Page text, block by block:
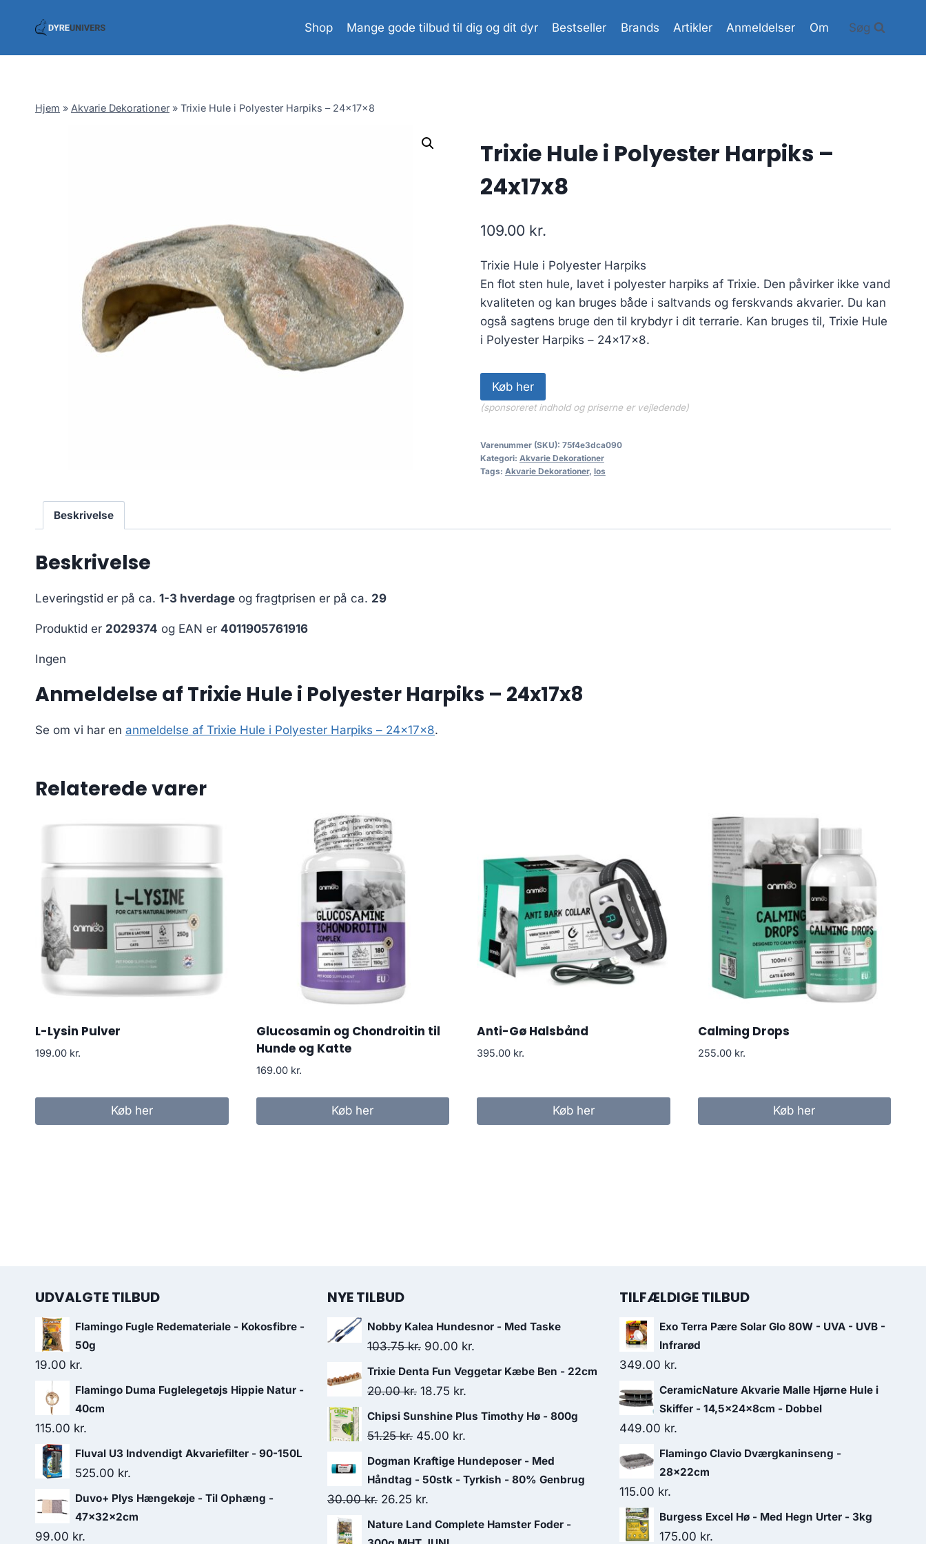
Shop Mange gode tilbud til dig og dit dyr Bestseller Brands Artikler Anmeldelser Om Søg
Hjem » Akvarie Dekorationer » Trixie Hule i Polyester Harpiks – 24x17x8
Trixie Hule i Polyester Harpiks –
24x17x8
109.00 kr.
Trixie Hule i Polyester Harpiks
En flot sten hule, lavet i polyester harpiks af Trixie. Den påvirker ikke vand
kvaliteten og kan bruges både i saltvands og ferskvands akvarier. Du kan
også sagtens bruge den til krybdyr i dit terrarie. Kan bruges til, Trixie Hule
i Polyester Harpiks – 24x17x8.
Køb her
(sponsoreret indhold og priserne er vejledende)
Varenummer (SKU): 75f4e3dca090
Kategori: Akvarie Dekorationer
Tags: Akvarie Dekorationer, los
Beskrivelse
Beskrivelse
Leveringstid er på ca. 1-3 hverdage og fragtprisen er på ca. 29
Produktid er 2029374 og EAN er 4011905761916
Ingen
Anmeldelse af Trixie Hule i Polyester Harpiks – 24x17x8
Se om vi har en anmeldelse af Trixie Hule i Polyester Harpiks – 24x17x8.
Relaterede varer
L-Lysin Pulver
199.00 kr.
Køb her
Glucosamin og Chondroitin til
Hunde og Katte
169.00 kr.
Køb her
Anti-Gø Halsbånd
395.00 kr.
Køb her
Calming Drops
255.00 kr.
Køb her
UDVALGTE TILBUD
Flamingo Fugle Redemateriale - Kokosfibre -
50g
19.00 kr.
Flamingo Duma Fuglelegetøjs Hippie Natur -
40cm
115.00 kr.
Fluval U3 Indvendigt Akvariefilter - 90-150L
525.00 kr.
Duvo+ Plys Hængekøje - Til Ophæng -
47x32x2cm
99.00 kr.
NYE TILBUD
Nobby Kalea Hundesnor - Med Taske
103.75kr. Den
oprindelige
pris
103.75 kr..
90.00 kr.
aktuelle
Trixie Denta Fun Veggetar Kæbe Ben - 22cm
20.00kr. Den
oprindelige
pris
20.00 kr..
18.75 kr.
aktuelle
18.75 kr..
Chipsi Sunshine Plus Timothy Hø - 800g
51.25kr. Den
oprindelige
pris
var:
51.25 kr..
45.00 kr.
aktuelle
pris
45.00 kr..
Dogman Kraftige Hundeposer - Med
Håndtag - 50stk - Tyrkish - 80% Genbrug
30.00kr. Den
oprindelige
pris
26.25 kr.
aktuelle
pris
Nature Land Complete Hamster Foder -
TILFÆLDIGE TILBUD
Exo Terra Pære Solar Glo 80W - UVA - UVB -
Infrarød
349.00 kr.
CeramicNature Akvarie Malle Hjørne Hule i
Skiffer - 14,5x24x8cm - Dobbel
449.00 kr.
Flamingo Clavio Dværgkaninseng -
28x22cm
115.00 kr.
Burgess Excel Hø - Med Hegn Urter - 3kg
175.00 kr.